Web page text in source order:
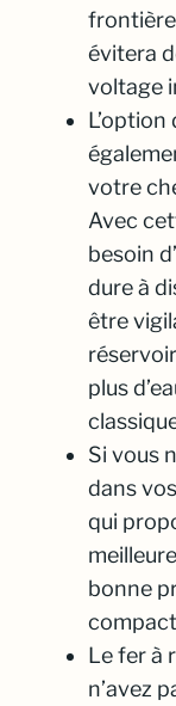
évitera
voltage
votre
Avec
besoin
dure à
être
plus
Si vous
dans
qui
bonne
Le fer à
n’avez